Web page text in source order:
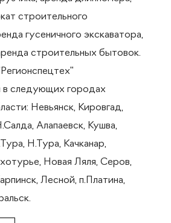
строительного
гусеничного экскаватора,
строительных бытовок.
в следующих городах
Невьянск, Кировгад,
Алапаевск, Кушва,
Н.Тура, Качканар,
Новая Ляля, Серов,
Лесной, п.Платина,